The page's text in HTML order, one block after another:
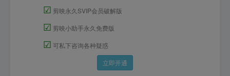
☑ 剪映永久SVIP会员破解版
☑ 剪映小助手永久免费版
☑ 可私下咨询各种疑惑
立即开通